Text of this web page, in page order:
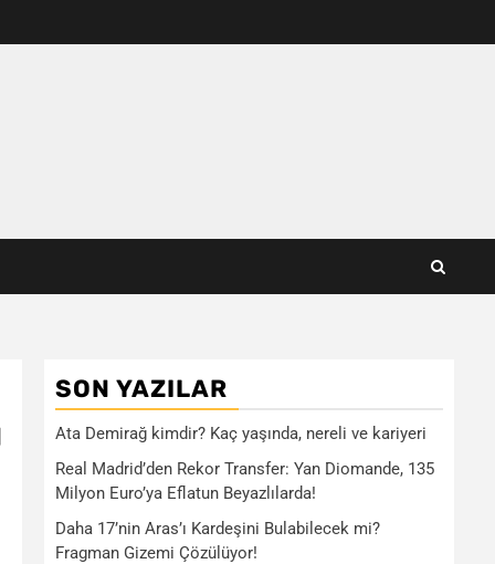
SON YAZILAR
Ata Demirağ kimdir? Kaç yaşında, nereli ve kariyeri
Real Madrid’den Rekor Transfer: Yan Diomande, 135
Milyon Euro’ya Eflatun Beyazlılarda!
Daha 17’nin Aras’ı Kardeşini Bulabilecek mi?
Fragman Gizemi Çözülüyor!